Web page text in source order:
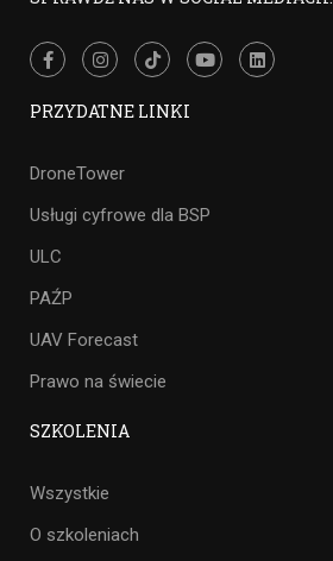
PRZYDATNE LINKI
DroneTower
Usługi cyfrowe dla BSP
ULC
PAŹP
UAV Forecast
Prawo na świecie
SZKOLENIA
Wszystkie
O szkoleniach